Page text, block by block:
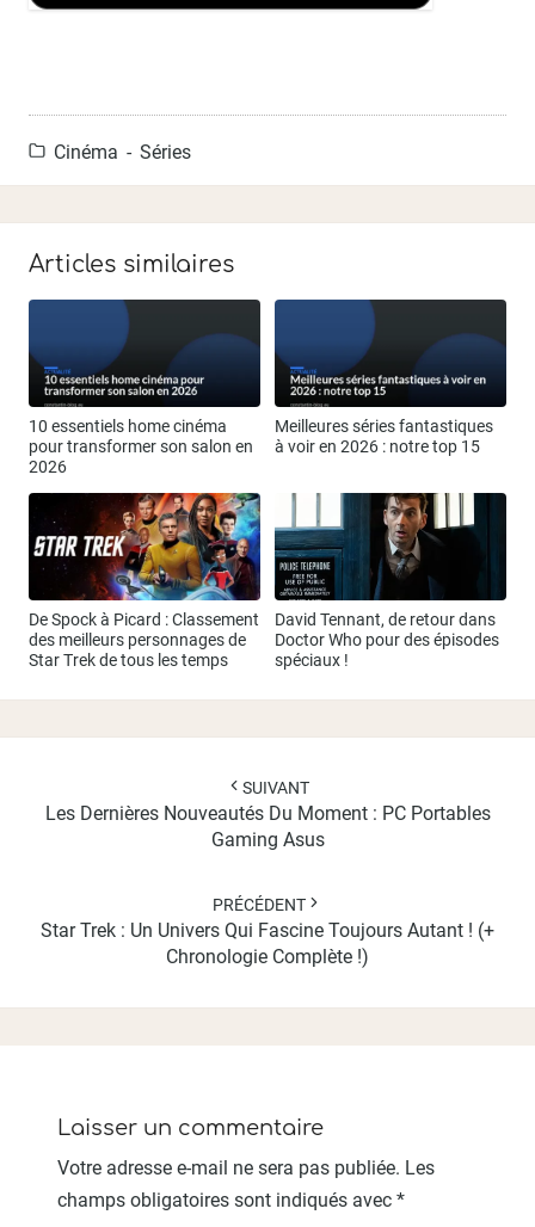
Cinéma - Séries
Articles similaires
10 essentiels home cinéma
pour transformer son salon en
2026
Meilleures séries fantastiques
à voir en 2026 : notre top 15
De Spock à Picard : Classement
des meilleurs personnages de
Star Trek de tous les temps
David Tennant, de retour dans
Doctor Who pour des épisodes
spéciaux !
SUIVANT
Les Dernières Nouveautés Du Moment : PC Portables
Gaming Asus
PRÉCÉDENT
Star Trek : Un Univers Qui Fascine Toujours Autant ! (+
Chronologie Complète !)
Laisser un commentaire
Votre adresse e-mail ne sera pas publiée. Les
champs obligatoires sont indiqués avec *